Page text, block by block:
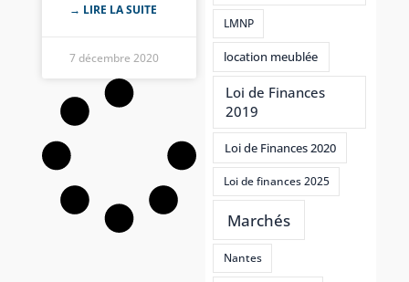
→ LIRE LA SUITE
7 décembre 2020
LMNP
location meublée
Loi de Finances
2019
Loi de Finances 2020
Loi de finances 2025
Marchés
Nantes